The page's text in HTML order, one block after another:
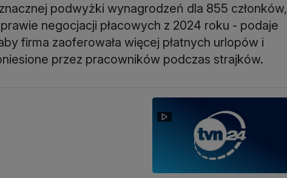
podwyżki wynagrodzeń dla 855 członków,
negocjacji płacowych z 2024 roku - podaje
firma zaoferowała więcej płatnych urlopów i
przez pracowników podczas strajków.